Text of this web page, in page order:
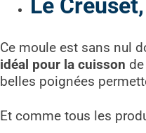
Le
Ce moule est sans nul
idéal pour la cuisson
belles poignées
Et comme tous les